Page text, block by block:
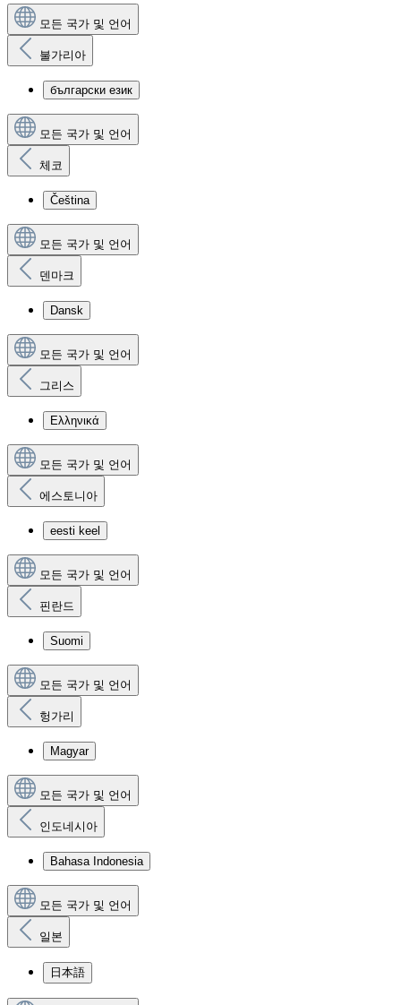
모든 국가 및 언어
불가리아
български език
모든 국가 및 언어
체코
Čeština
모든 국가 및 언어
덴마크
Dansk
모든 국가 및 언어
그리스
Ελληνικά
모든 국가 및 언어
에스토니아
eesti keel
모든 국가 및 언어
핀란드
Suomi
모든 국가 및 언어
헝가리
Magyar
모든 국가 및 언어
인도네시아
Bahasa Indonesia
모든 국가 및 언어
일본
日本語